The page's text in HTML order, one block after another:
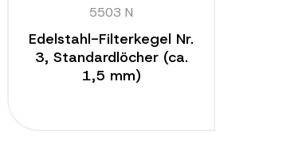
5503 N
Edelstahl-Filterkegel Nr.
3, Standardlöcher (ca.
1,5 mm)